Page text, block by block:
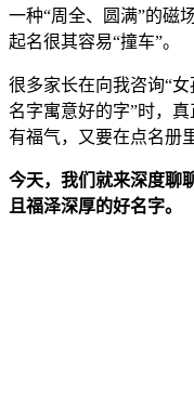
一种“周全、圆满”的磁
起名很其容易“撞车”。
很多家长在向我咨询“
名字寓意好的字”时，
有福气，又要在点名册
今天，我们就来深度聊
且福泽深厚的好名字。